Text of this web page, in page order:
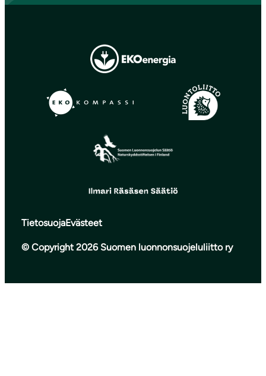
TietosuojaEvästeet
© Copyright 2026 Suomen luonnonsuojeluliitto ry